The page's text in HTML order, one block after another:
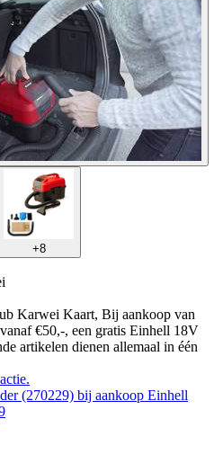
+8
Karwei Kaart, Bij aankoop van
€50,-, een gratis Einhell 18V
artikelen dienen allemaal in één
(270229) bij aankoop Einhell